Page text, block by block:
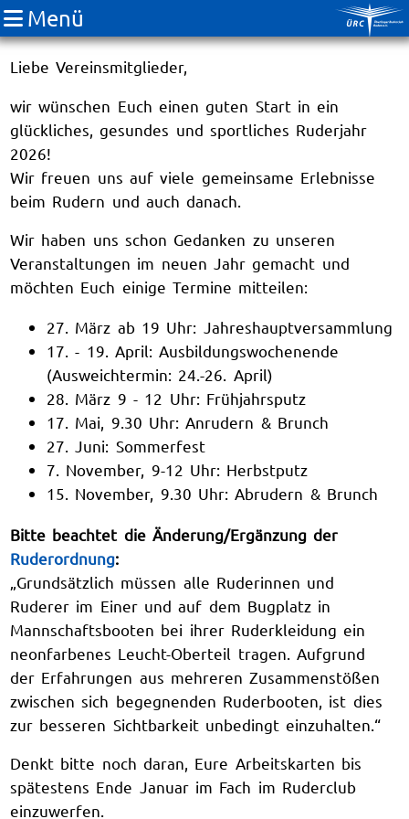
Menü
ÜRC Newsletter Neujahr
Liebe Vereinsmitglieder,
wir wünschen Euch einen guten Start in ein
glückliches, gesundes und sportliches Ruderjahr
2026!
Wir freuen uns auf viele gemeinsame Erlebnisse
beim Rudern und auch danach.
Wir haben uns schon Gedanken zu unseren
Veranstaltungen im neuen Jahr gemacht und
möchten Euch einige Termine mitteilen:
27. März ab 19 Uhr: Jahreshauptversammlung
17. - 19. April: Ausbildungswochenende
(Ausweichtermin: 24.-26. April)
28. März 9 - 12 Uhr: Frühjahrsputz
17. Mai, 9.30 Uhr: Anrudern & Brunch
27. Juni: Sommerfest
7. November, 9-12 Uhr: Herbstputz
15. November, 9.30 Uhr: Abrudern & Brunch
Bitte beachtet die Änderung/Ergänzung der
Ruderordnung:
„Grundsätzlich müssen alle Ruderinnen und
Ruderer im Einer und auf dem Bugplatz in
Mannschaftsbooten bei ihrer Ruderkleidung ein
neonfarbenes Leucht-Oberteil tragen. Aufgrund
der Erfahrungen aus mehreren Zusammenstößen
zwischen sich begegnenden Ruderbooten, ist dies
zur besseren Sichtbarkeit unbedingt einzuhalten.“
Denkt bitte noch daran, Eure Arbeitskarten bis
spätestens Ende Januar im Fach im Ruderclub
einzuwerfen.